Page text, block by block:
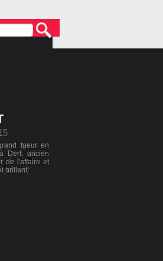
tueur en
Derf, ancien
de l'affaire et
brillant!